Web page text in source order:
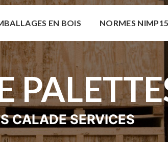
EN BOIS NORMES NIMP15
CALADE SERVICES